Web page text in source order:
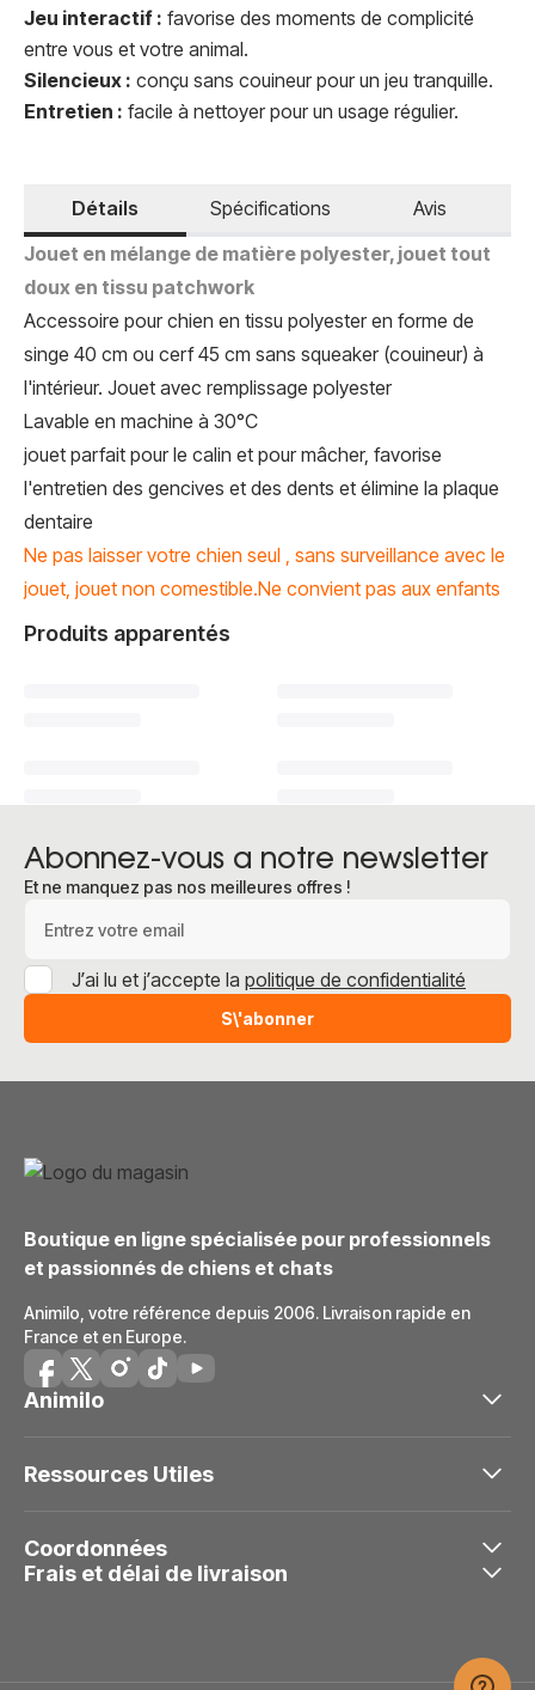
Jeu interactif : favorise des moments de complicité
entre vous et votre animal.
Silencieux : conçu sans couineur pour un jeu tranquille.
Entretien : facile à nettoyer pour un usage régulier.
Détails Spécifications
Avis
Jouet en mélange de matière polyester, jouet tout
doux en tissu patchwork
Accessoire pour chien en tissu polyester en forme de
singe 40 cm ou cerf 45 cm sans squeaker (couineur) à
l'intérieur. Jouet avec remplissage polyester
Lavable en machine à 30°C
jouet parfait pour le calin et pour mâcher, favorise
l'entretien des gencives et des dents et élimine la plaque
dentaire
Ne pas laisser votre chien seul , sans surveillance avec le
jouet, jouet non comestible.Ne convient pas aux enfants
Produits apparentés
Abonnez-vous a notre newsletter
Et ne manquez pas nos meilleures offres !
S\'abonner
J’ai lu et j’accepte la politique de confidentialité
Boutique en ligne spécialisée pour professionnels
et passionnés de chiens et chats
Animilo, votre référence depuis 2006. Livraison rapide en
France et en Europe.
Animilo
Ressources Utiles
Coordonnées
Frais et délai de livraison